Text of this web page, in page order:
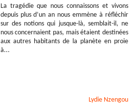
La tragédie que nous connaissons et vivons
depuis plus d’un an nous emmène à réfléchir
sur des notions qui jusque-là, semblait-il, ne
nous concernaient pas, mais étaient destinées
aux autres habitants de la planète en proie
à...
Lydie Nzengou